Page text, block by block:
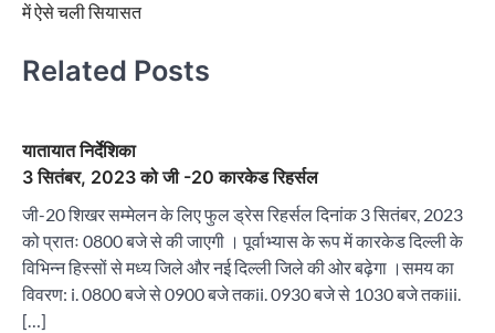
में ऐसे चली सियासत
Related Posts
यातायात निर्देशिका
3 सितंबर, 2023 को जी -20 कारकेड रिहर्सल
जी-20 शिखर सम्मेलन के लिए फुल ड्रेस रिहर्सल दिनांक 3 सितंबर, 2023
को प्रातः 0800 बजे से की जाएगी । पूर्वाभ्यास के रूप में कारकेड दिल्ली के
विभिन्न हिस्सों से मध्य जिले और नई दिल्ली जिले की ओर बढ़ेगा ।समय का
विवरण: i. 0800 बजे से 0900 बजे तकii. 0930 बजे से 1030 बजे तकiii.
[…]